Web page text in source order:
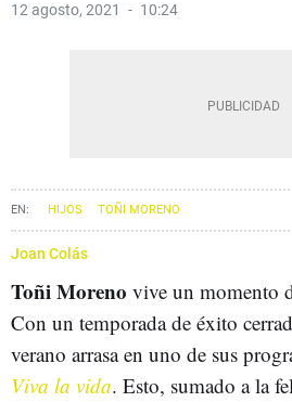
12 agosto, 2021 10:24
HIJOS TOÑI MORENO
Joan Colás
Toñi Moreno vive un momento
Con un temporada de éxito
verano arrasa en uno de sus
Viva la vida. Esto, sumado a la